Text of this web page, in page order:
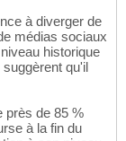
à diverger de
médias sociaux
historique
qu'il
près de 85 %
à la fin du